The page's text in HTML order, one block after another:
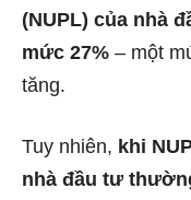
(NUPL) của nhà
mức 27% – một
tăng.
Tuy nhiên, khi
nhà đầu tư